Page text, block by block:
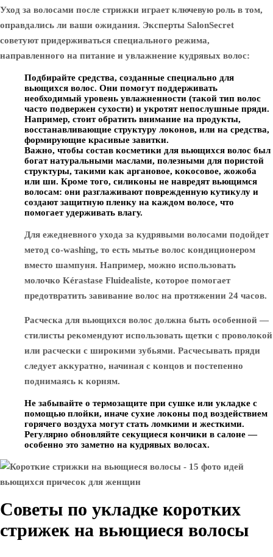
Уход за волосами после стрижки играет ключевую роль в том,
оправдались ли ваши ожидания. Эксперты SalonSecret
советуют придерживаться специального режима,
направленного на питание и увлажнение кудрявых волос:
Подбирайте средства, созданные специально для
вьющихся волос. Они помогут поддерживать
необходимый уровень увлажненности (такой тип волос
часто подвержен сухости) и укротят непослушные пряди.
Например, стоит обратить внимание на продукты,
восстанавливающие структуру локонов, или на средства,
формирующие красивые завитки.
Важно, чтобы состав косметики для вьющихся волос был
богат натуральными маслами, полезными для пористой
структуры, такими как аргановое, кокосовое, жожоба
или ши. Кроме того, силиконы не навредят вьющимся
волосам: они разглаживают поврежденную кутикулу и
создают защитную пленку на каждом волосе, что
помогает удерживать влагу.
Для ежедневного ухода за кудрявыми волосами подойдет
метод co-washing, то есть мытье волос кондиционером
вместо шампуня. Например, можно использовать
молочко Kérastase Fluidealiste, которое помогает
предотвратить завивание волос на протяжении 24 часов.
Расческа для вьющихся волос должна быть особенной —
стилисты рекомендуют использовать щетки с проволокой
или расчески с широкими зубьями. Расчесывать пряди
следует аккуратно, начиная с концов и постепенно
поднимаясь к корням.
Не забывайте о термозащите при сушке или укладке с
помощью плойки, иначе сухие локоны под воздействием
горячего воздуха могут стать ломкими и жесткими.
Регулярно обновляйте секущиеся кончики в салоне —
особенно это заметно на кудрявых волосах.
Советы по укладке коротких
стрижек на вьющиеся волосы